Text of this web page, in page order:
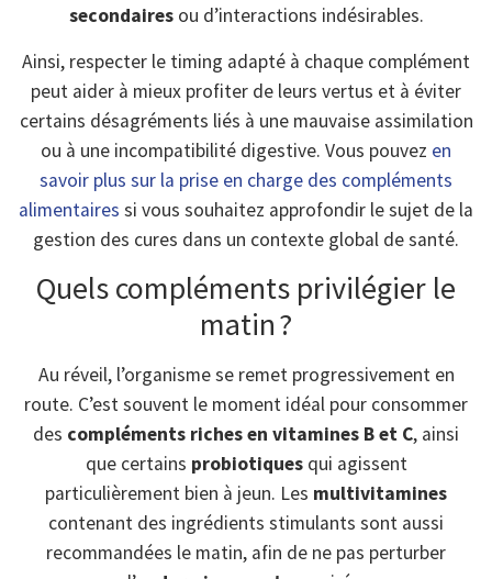
secondairesou d’interactions indésirables.
Ainsi, respecter le timing adapté à chaque complément
peut aider à mieux profiter de leurs vertus et à éviter
certains désagréments liés à une mauvaise assimilation
ou à une incompatibilité digestive. Vous pouvez en
savoir plus sur la prise en charge des compléments
alimentaires si vous souhaitez approfondir le sujet de la
gestion des cures dans un contexte global de santé.
Quels compléments privilégier le
matin ?
Au réveil, l’organisme se remet progressivement en
route. C’est souvent le moment idéal pour consommer
des compléments riches en vitamines B et C, ainsi
que certains probiotiquesqui agissent
particulièrement bien à jeun. Les multivitamines
contenant des ingrédients stimulants sont aussi
recommandées le matin, afin de ne pas perturber